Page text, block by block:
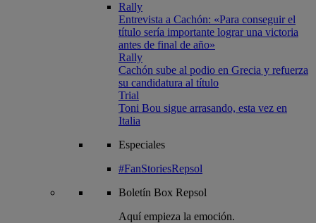
Rally
Entrevista a Cachón: «Para conseguir el
título sería importante lograr una victoria
antes de final de año»
Rally
Cachón sube al podio en Grecia y refuerza
su candidatura al título
Trial
Toni Bou sigue arrasando, esta vez en
Italia
Especiales
#FanStoriesRepsol
Boletín Box Repsol
Aquí empieza la emoción.